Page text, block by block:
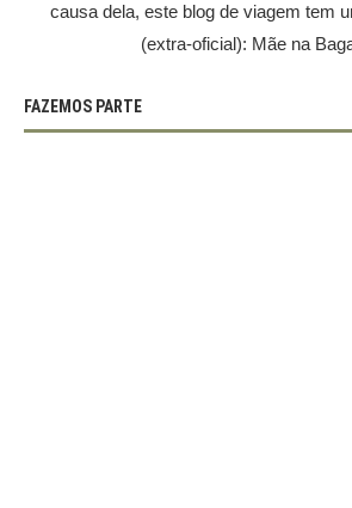
causa dela, este blog de viagem tem
(extra-oficial): Mãe na
FAZEMOS PARTE